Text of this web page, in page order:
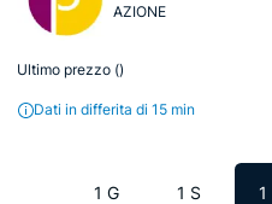
AZIONE
Ultimo prezzo ()
Dati in differita di 15 min
1 G 1 S 1